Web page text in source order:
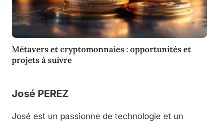
Métavers et cryptomonnaies : opportunités et
projets à suivre
José PEREZ
José est un passionné de technologie et un